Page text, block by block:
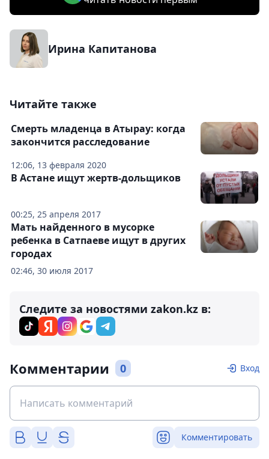
Ирина Капитанова
Читайте также
12:06, 13 февраля 2020
Смерть младенца в Атырау: когда
закончится расследование
00:25, 25 апреля 2017
В Астане ищут жертв-дольщиков
02:46, 30 июля 2017
Мать найденного в мусорке
ребенка в Сатпаеве ищут в других
городах
Следите за новостями zakon.kz в:
Комментарии 0 Вход
Комментировать